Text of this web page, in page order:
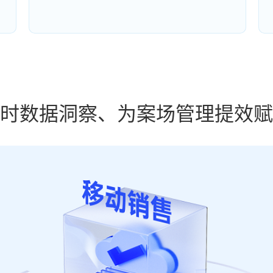
数据洞察、为案场管理提效